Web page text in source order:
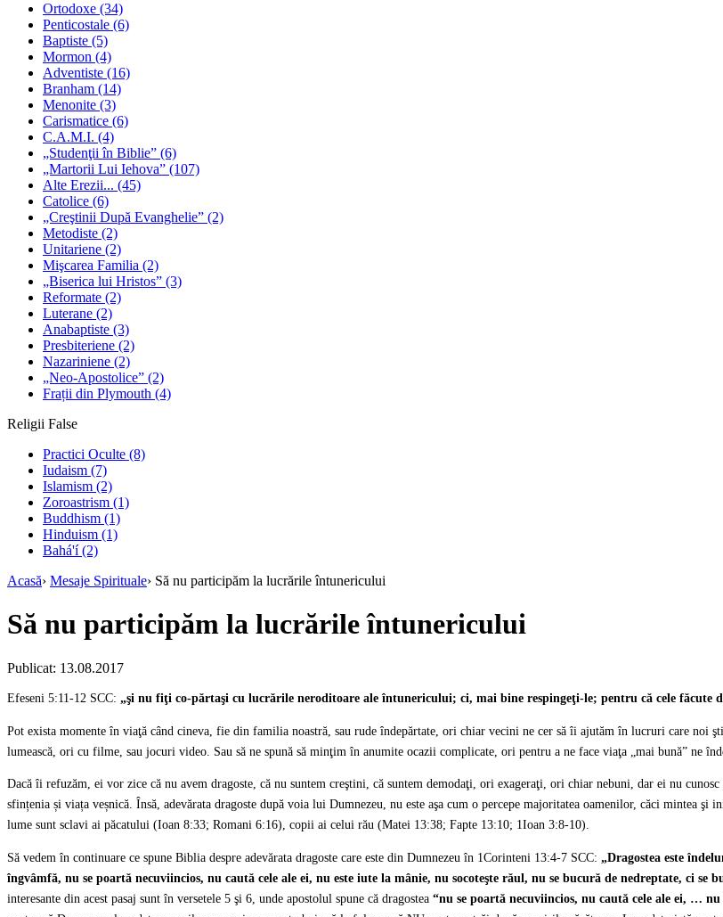
Ortodoxe (34)
Penticostale (6)
Baptiste (5)
Mormon (4)
Adventiste (16)
Branham (14)
Menonite (3)
Carismatice (6)
C.A.M.I. (4)
„Studenţii în Biblie” (6)
„Martorii Lui Iehova” (107)
Alte Erezii... (45)
Catolice (6)
„Creştinii După Evanghelie” (2)
Metodiste (2)
Unitariene (2)
Mişcarea Familia (2)
„Biserica lui Hristos” (3)
Reformate (2)
Luterane (2)
Anabaptiste (3)
Presbiteriene (2)
Nazariniene (2)
„Neo-Apostolice” (2)
Frații din Plymouth (4)
Religii False
Practici Oculte (8)
Iudaism (7)
Islamism (2)
Zoroastrism (1)
Buddhism (1)
Hinduism (1)
Bahá'í(2)
Acasă› Mesaje Spirituale› Să nu participăm la lucrările întunericului
Să nu participăm la lucrările întunericului
Publicat: 13.08.2017
Efeseni 5:11-12 SCC: „şi nu fiţi co-părtaşi cu lucrările neroditoare ale întunericului; ci, mai bine respingeţi-le; pentru că cele făcute
Pot exista momente în viaţă când cineva, fie din familia noastră, sau rude îndepărtate, ori chiar vecini ne cer să îi ajutăm în lucruri care noi
lumească, ori cu filme, sau jocuri video. Sau să ne spună să minţim în anumite ocazii complicate, ori pentru a ne face viaţa „mai bună” ne
Dacă îi refuzăm, ei vor zice că nu avem dragoste, că nu suntem creştini, că suntem demodaţi, ori exageraţi, ori chiar nebuni, dar ei nu
sfințenia și viața veșnică. Însă, adevărata dragoste după voia lui Dumnezeu, nu este aşa cum o percepe majoritatea oamenilor, căci mintea
lume sunt sclavi ai păcatului (Ioan 8:33; Romani 6:16), copii ai celui rău (Matei 13:38; Fapte 13:10; 1Ioan 3:8-10).
Să vedem în continuare ce spune Biblia despre adevărata dragoste care este din Dumnezeu în 1Corinteni 13:4-7 SCC: „Dragostea este
îngvâmfă, nu se poartă necuviincios, nu caută cele ale ei, nu este iute la mânie, nu socoteşte răul, nu se bucură de nedreptate, ci
interesante din acest pasaj sunt în versetele 5 şi 6, unde apostolul spune că dragostea “nu se poartă necuviincios, nu caută cele ale ei, …